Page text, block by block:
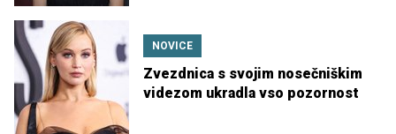
NOVICE
Zvezdnica s svojim nosečniškim
videzom ukradla vso pozornost